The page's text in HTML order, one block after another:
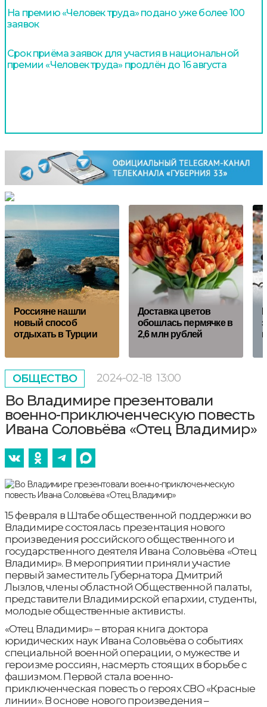
На премию «Человек труда» подано уже более 100
заявок
Срок приёма заявок для участия в национальной
премии «Человек труда» продлён до 16 августа
Россияне нашли
новый способ
отдыхать в Турции
Доставка цветов
обошлась пермячке в
2,6 млн рублей
ОБЩЕСТВО 2024-02-18 13:00
Во Владимире презентовали
военно-приключенческую повесть
Ивана Соловьёва «Отец Владимир»
15 февраля в Штабе общественной поддержки во
Владимире состоялась презентация нового
произведения российского общественного и
государственного деятеля Ивана Соловьёва «Отец
Владимир». В мероприятии приняли участие
первый заместитель Губернатора Дмитрий
Лызлов, члены областной Общественной палаты,
представители Владимирской епархии, студенты,
молодые общественные активисты.
«Отец Владимир» – вторая книга доктора
юридических наук Ивана Соловьёва о событиях
специальной военной операции, о мужестве и
героизме россиян, насмерть стоящих в борьбе с
фашизмом. Первой стала военно-
приключенческая повесть о героях СВО «Красные
линии». В основе нового произведения –